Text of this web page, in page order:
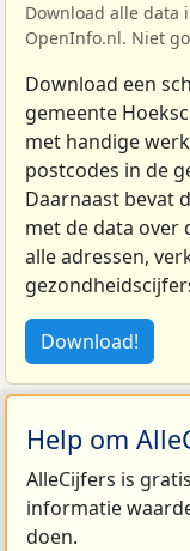
Download alle data
OpenInfo.nl. Niet
Download een
gemeente
met handige
postcodes in de
Daarnaast bevat
met de data over
alle adressen,
Download!
Help om
AlleCijfers is
informatie
doen.